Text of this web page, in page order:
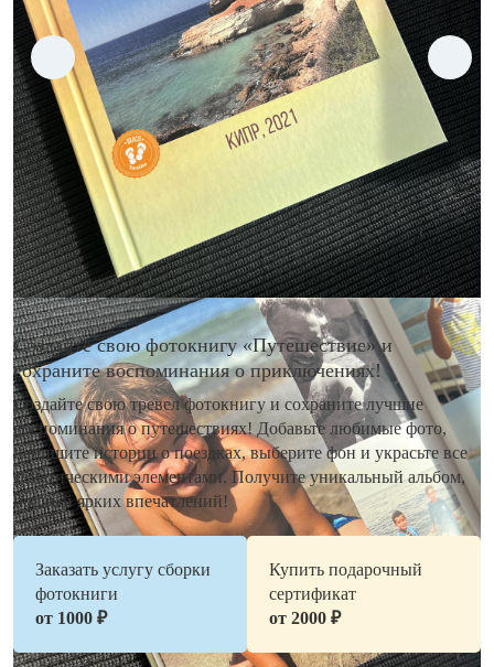
Создайте свою фотокнигу «Путешествие» и
сохраните воспоминания о приключениях!
Создайте свою тревел фотокнигу и сохраните лучшие
воспоминания о путешествиях! Добавьте любимые фото,
напишите истории о поездках, выберите фон и украсьте все
тематическими элементами. Получите уникальный альбом,
полный ярких впечатлений!
Заказать услугу сборки
фотокниги
от 1000 ₽
Купить подарочный
сертификат
от 2000 ₽